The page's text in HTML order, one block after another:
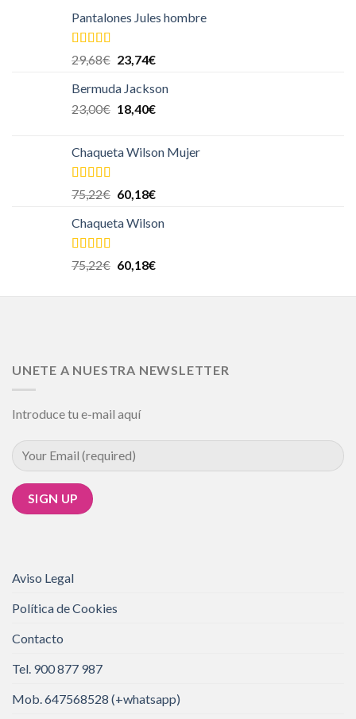
Pantalones Jules hombre
Valorado en
5.00
29,68€ 23,74€
Bermuda Jackson
23,00€ 18,40€
Chaqueta Wilson Mujer
Valorado en
5.00
75,22€ 60,18€
Chaqueta Wilson
Valorado en
5.00
75,22€ 60,18€
UNETE A NUESTRA NEWSLETTER
Introduce tu e-mail aquí
Aviso Legal
Política de Cookies
Contacto
Tel. 900 877 987
Mob. 647568528 (+whatsapp)